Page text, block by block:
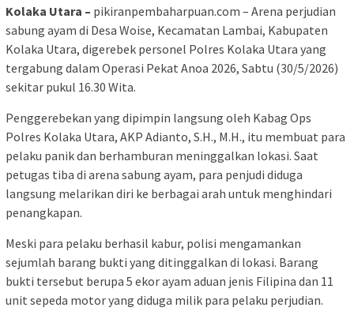
Kolaka Utara – pikiranpembaharpuan.com – Arena perjudian
sabung ayam di Desa Woise, Kecamatan Lambai, Kabupaten
Kolaka Utara, digerebek personel Polres Kolaka Utara yang
tergabung dalam Operasi Pekat Anoa 2026, Sabtu (30/5/2026)
sekitar pukul 16.30 Wita.
Penggerebekan yang dipimpin langsung oleh Kabag Ops
Polres Kolaka Utara, AKP Adianto, S.H., M.H., itu membuat para
pelaku panik dan berhamburan meninggalkan lokasi. Saat
petugas tiba di arena sabung ayam, para penjudi diduga
langsung melarikan diri ke berbagai arah untuk menghindari
penangkapan.
Meski para pelaku berhasil kabur, polisi mengamankan
sejumlah barang bukti yang ditinggalkan di lokasi. Barang
bukti tersebut berupa 5 ekor ayam aduan jenis Filipina dan 11
unit sepeda motor yang diduga milik para pelaku perjudian.